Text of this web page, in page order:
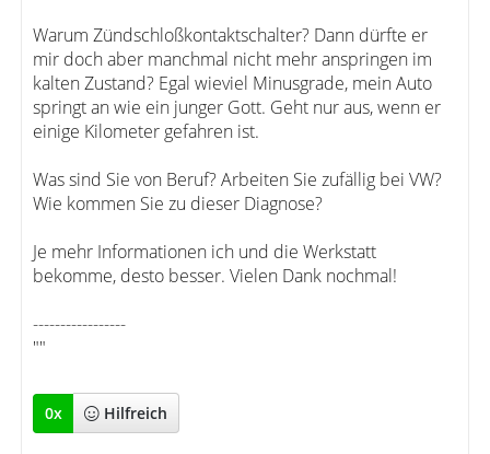
Warum Zündschloßkontaktschalter? Dann dürfte er
mir doch aber manchmal nicht mehr anspringen im
kalten Zustand? Egal wieviel Minusgrade, mein Auto
springt an wie ein junger Gott. Geht nur aus, wenn er
einige Kilometer gefahren ist.
Was sind Sie von Beruf? Arbeiten Sie zufällig bei VW?
Wie kommen Sie zu dieser Diagnose?
Je mehr Informationen ich und die Werkstatt
bekomme, desto besser. Vielen Dank nochmal!
-----------------
""
0x Hilfreich